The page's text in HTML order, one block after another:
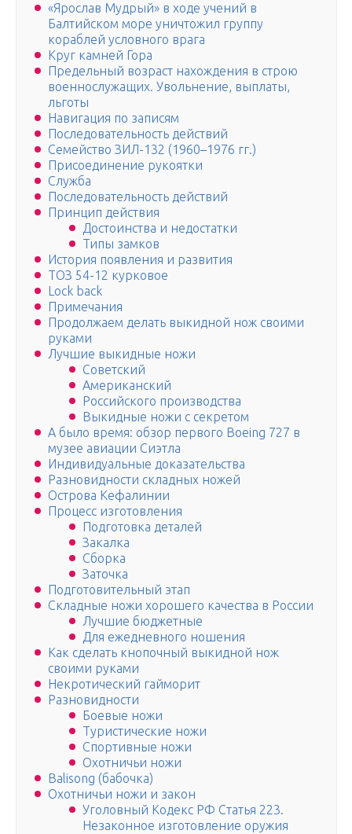
«Ярослав Мудрый» в ходе учений в
Балтийском море уничтожил группу
кораблей условного врага
Круг камней Гора
Предельный возраст нахождения в строю
военнослужащих. Увольнение, выплаты,
льготы
Навигация по записям
Последовательность действий
Семейство ЗИЛ-132 (1960–1976 гг.)
Присоединение рукоятки
Служба
Последовательность действий
Принцип действия
Достоинства и недостатки
Типы замков
История появления и развития
ТОЗ 54-12 курковое
Lock back
Примечания
Продолжаем делать выкидной нож своими
руками
Лучшие выкидные ножи
Советский
Американский
Российского производства
Выкидные ножи с секретом
А было время: обзор первого Boeing 727 в
музее авиации Сиэтла
Индивидуальные доказательства
Разновидности складных ножей
Острова Кефалинии
Процесс изготовления
Подготовка деталей
Закалка
Сборка
Заточка
Подготовительный этап
Складные ножи хорошего качества в России
Лучшие бюджетные
Для ежедневного ношения
Как сделать кнопочный выкидной нож
своими руками
Некротический гайморит
Разновидности
Боевые ножи
Туристические ножи
Спортивные ножи
Охотничьи ножи
Balisong (бабочка)
Охотничьи ножи и закон
Уголовный Кодекс РФ Статья 223.
Незаконное изготовление оружия